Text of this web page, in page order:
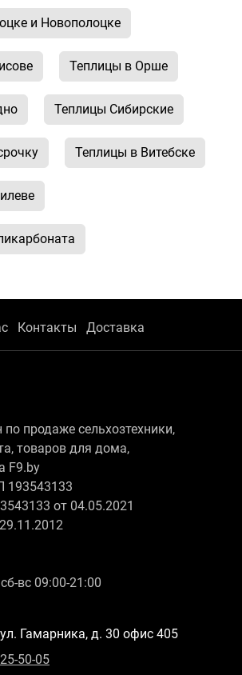
и Новополоцке
Теплицы в Орше
Теплицы Сибирские
Теплицы в Витебске
Контакты Доставка
по продаже сельхозтехники,
товаров для дома,
F9.by
193543133
от 04.05.2021
вс 09:00-21:00
Гамарника, д. 30 офис 405
50-05